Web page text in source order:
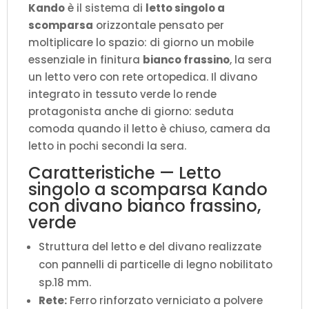
(aperto
P.106
quantità
Kandoè il sistema di letto singolo a
scomparsa orizzontale pensato per
moltiplicare lo spazio: di giorno un mobile
essenziale in finitura bianco frassino, la sera
un letto vero con rete ortopedica. Il divano
integrato in tessuto verde lo rende
protagonista anche di giorno: seduta
comoda quando il letto è chiuso, camera da
letto in pochi secondi la sera.
Caratteristiche — Letto
singolo a scomparsa Kando
con divano bianco frassino,
verde
Struttura del letto e del divano realizzate
con pannelli di particelle di legno nobilitato
sp.18 mm.
Rete: Ferro rinforzato verniciato a polvere